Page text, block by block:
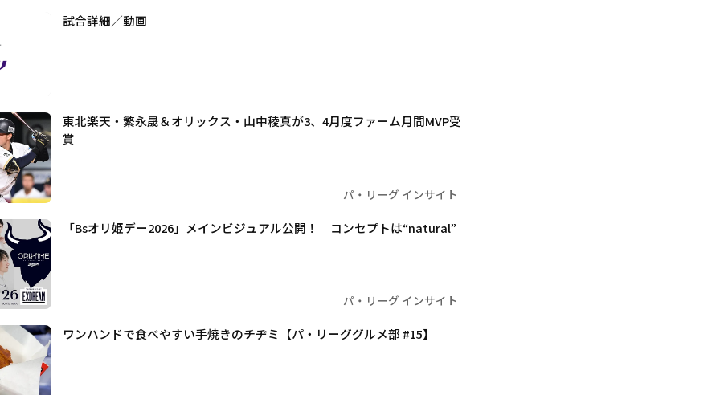
試合詳細／動画
東北楽天・繁永晟＆オリックス・山中稜真が3、4月度ファーム月間MVP受
賞
パ・リーグ インサイト
「Bsオリ姫デー2026」メインビジュアル公開！ コンセプトは“natural”
パ・リーグ インサイト
ワンハンドで食べやすい手焼きのチヂミ【パ・リーググルメ部 #15】